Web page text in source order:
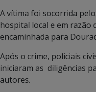
A vítima foi socorrida
hospital local e em razão
encaminhada para
Após o crime, policiais
iniciaram as diligências
autores.